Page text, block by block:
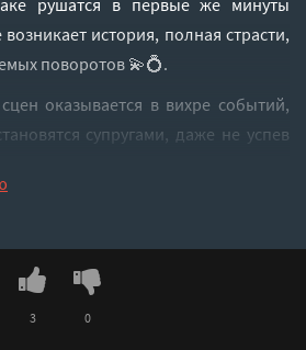
рушатся в первые же минуты
история, полная страсти,
поворотов 💫💍.
оказывается в вихре событий,
супругами, даже не успев
выясняется, что выйти из этого
СУДЬБА ПОДПИСАЛА КОНТРАКТ
3 0